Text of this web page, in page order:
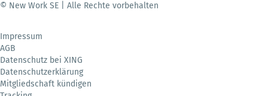
© New Work SE | Alle Rechte vorbehalten
Impressum
AGB
Datenschutz bei XING
Datenschutzerklärung
Mitgliedschaft kündigen